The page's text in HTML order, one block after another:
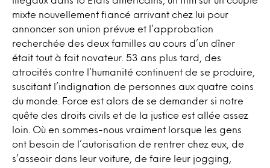
mixte nouvellement fiancé arrivant chez lui pour
annoncer son union prévue et l’approbation
recherchée des deux familles au cours d’un dîner
était tout à fait novateur. 53 ans plus tard, des
atrocités contre l’humanité continuent de se produire,
suscitant l’indignation de personnes aux quatre coins
du monde. Force est alors de se demander si notre
quête des droits civils et de la justice est allée assez
loin. Où en sommes-nous vraiment lorsque les gens
ont besoin de l’autorisation de rentrer chez eux, de
s’asseoir dans leur voiture, de faire leur jogging,